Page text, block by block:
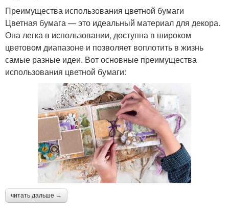
Преимущества использования цветной бумаги
Цветная бумага — это идеальный материал для декора.
Она легка в использовании, доступна в широком
цветовом диапазоне и позволяет воплотить в жизнь
самые разные идеи. Вот основные преимущества
использования цветной бумаги:
читать дальше →